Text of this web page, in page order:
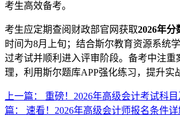
考生高效备考。
考生应定期查阅财政部官网获取2026年分
时间为8月上旬；结合斯尔教育资源系统
过考试并顺利进入评审阶段。备考中注重
理，利用斯尔题库APP强化练习，提升实
上一篇： 重磅！2026年高级会计考试科
篇： 速看！2026年高级会计师报名条件